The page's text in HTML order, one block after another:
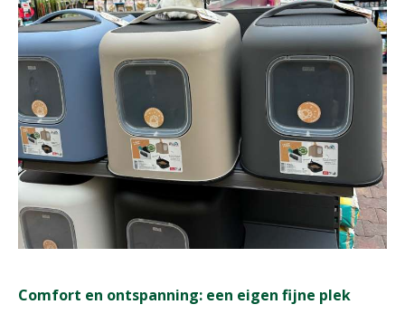
Comfort en ontspanning: een eigen fijne plek